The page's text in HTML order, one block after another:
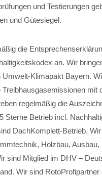
und Testierungen
und Gütesiegel.
die
an. Wir
Umwelt-Klimapakt Bayern.
mit
regelmäßig die
Sterne Betrieb incl.
DachKomplett-Betrieb.
Holzbau, Ausbau,
sind Mitglied im DHV –
Wir sind RotoProfipartner